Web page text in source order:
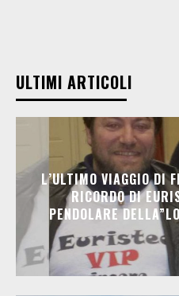
ULTIMI ARTICOLI
L’ULTIMO VIAGGIO DI
RICORDO DI
PENDOLARE